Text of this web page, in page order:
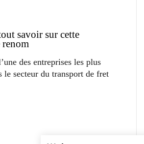
savoir sur cette
renom
des entreprises les plus
le secteur du transport de fret